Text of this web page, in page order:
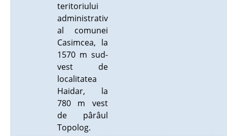
teritoriului
administrativ
al comunei
Casimcea, la
1570 m sud-
vest de
localitatea
Haidar, la
780 m vest
de pârâul
Topolog.